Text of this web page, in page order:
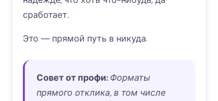
сработает.
Это ― прямой путь в никуда.
Совет от профи: Форматы
прямого отклика, в том числе